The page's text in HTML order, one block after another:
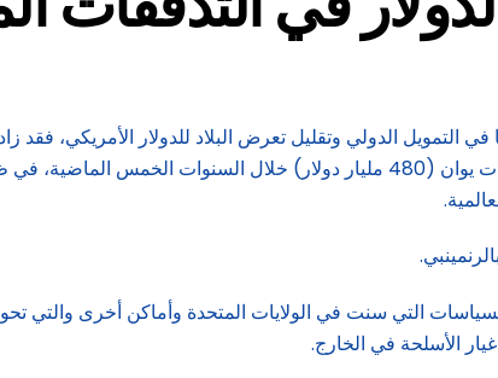
الدولي وتقليل تعرض البلاد للدولار الأمريكي، فقد
واستثمارات السندات الخارجية بالرنمينبي من البنوك الصينية أربعة أضعاف لتصل إلى أكثر من 3.4 تريليونات يوان
التي سنت في الولايات المتحدة وأماكن أخرى والتي
الأسلحة في الخارج.